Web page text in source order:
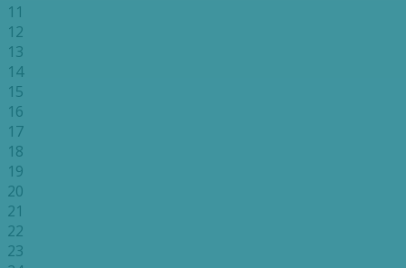
11
12
13
14
15
16
17
18
19
20
21
22
23